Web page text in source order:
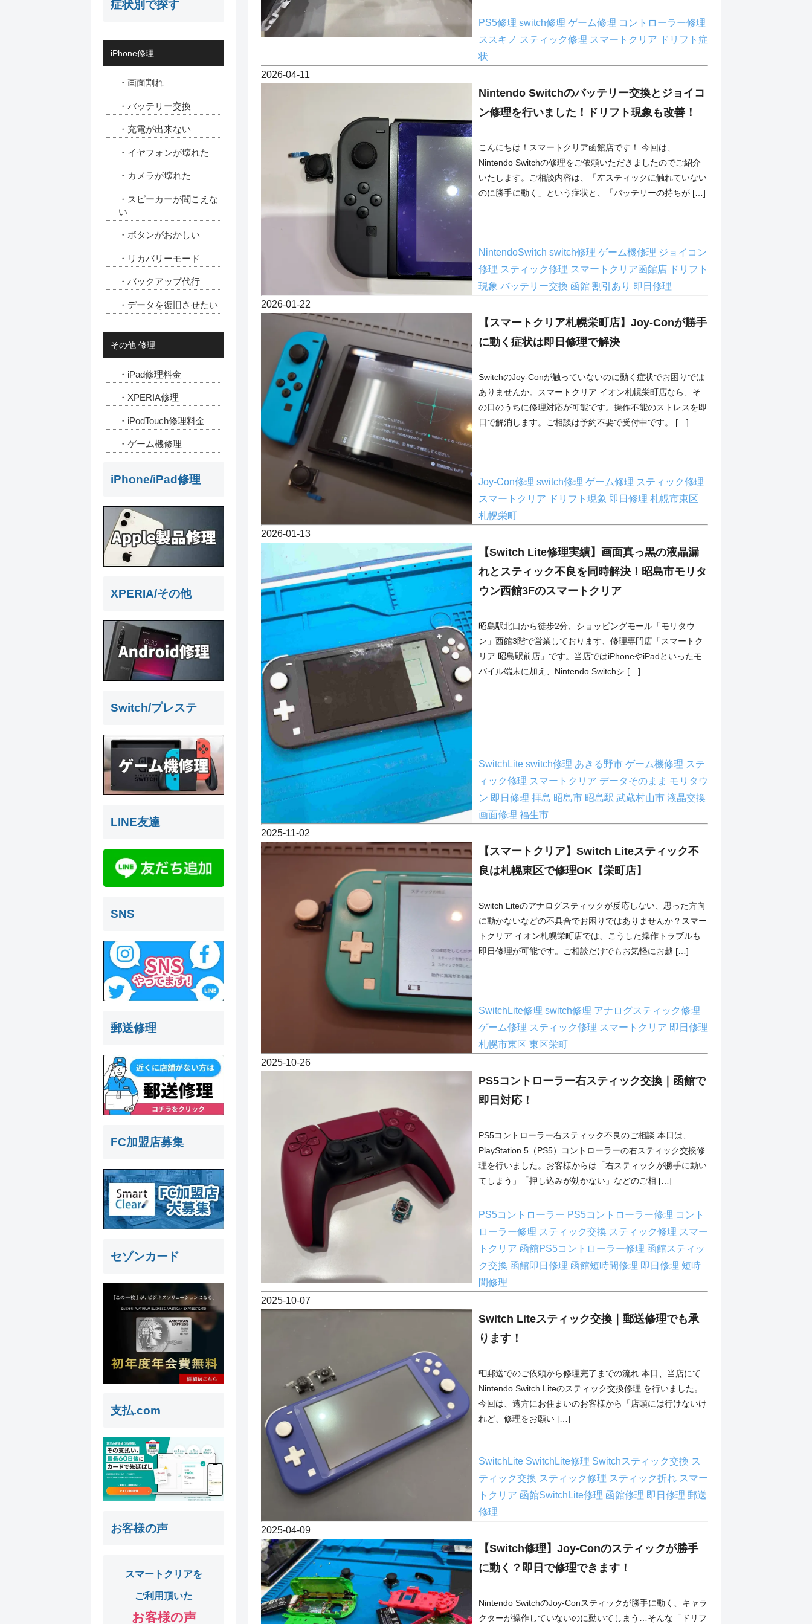
PS5修理 switch修理 ゲーム修理 コントローラー修理
ススキノ スティック修理 スマートクリア
ドリフト症
状
2026-04-11
Nintendo Switchのバッテリー交換とジョイコ
ン修理を行いました！ドリフト現象も改善！
こんにちは！スマートクリア函館店です！ 今回は、
Nintendo Switchの修理をご依頼いただきましたのでご紹介
いたします。ご相談内容は、「左スティックに触れていない
のに勝手に動く」という症状と、「バッテリーの持ちが […]
NintendoSwitch switch修理 ゲーム機修理 ジョイコン
修理 スティック修理 スマートクリア函館店 ドリフト
現象 バッテリー交換 函館 割引あり 即日修理
2026-01-22
【スマートクリア札幌栄町店】Joy-Conが勝手
に動く症状は即日修理で解決
SwitchのJoy-Conが触っていないのに動く症状でお困りでは
ありませんか。スマートクリア イオン札幌栄町店なら、そ
の日のうちに修理対応が可能です。操作不能のストレスを即
日で解消します。ご相談は予約不要で受付中です。 […]
Joy-Con修理 switch修理 ゲーム修理 スティック修理
スマートクリア
ドリフト現象 即日修理 札幌市東区
札幌栄町
2026-01-13
【Switch Lite修理実績】画面真っ黒の液晶漏
れとスティック不良を同時解決！昭島市モリタ
ウン西館3Fのスマートクリア
昭島駅北口から徒歩2分、ショッピングモール「モリタウ
ン」西館3階で営業しております、修理専門店「スマートク
リア 昭島駅前店」です。当店ではiPhoneやiPadといったモ
バイル端末に加え、Nintendo Switchシ […]
SwitchLite switch修理 あきる野市 ゲーム機修理 ステ
ィック修理 スマートクリア データそのまま モリタウ
ン 即日修理 拝島 昭島市 昭島駅 武蔵村山市 液晶交換
画面修理 福生市
2025-11-02
【スマートクリア】Switch Liteスティック不
良は札幌東区で修理OK【栄町店】
Switch Liteのアナログスティックが反応しない、思った方向
に動かないなどの不具合でお困りではありませんか？スマー
トクリア イオン札幌栄町店では、こうした操作トラブルも
即日修理が可能です。ご相談だけでもお気軽にお越 […]
SwitchLite修理 switch修理 アナログスティック修理
ゲーム修理 スティック修理 スマートクリア 即日修理
札幌市東区 東区栄町
2025-10-26
PS5コントローラー右スティック交換｜函館で
即日対応！
PS5コントローラー右スティック不良のご相談 本日は、
PlayStation 5（PS5）コントローラーの右スティック交換修
理を行いました。お客様からは「右スティックが勝手に動い
てしまう」「押し込みが効かない」などのご相 […]
PS5コントローラー PS5コントローラー修理 コント
ローラー修理 スティック交換 スティック修理 スマー
トクリア 函館PS5コントローラー修理 函館スティッ
ク交換 函館即日修理 函館短時間修理 即日修理 短時
間修理
2025-10-07
Switch Liteスティック交換｜郵送修理でも承
ります！
📮郵送でのご依頼から修理完了までの流れ 本日、当店にて
Nintendo Switch Liteのスティック交換修理 を行いました。
今回は、遠方にお住まいのお客様から「店頭には行けないけ
れど、修理をお願い […]
SwitchLite SwitchLite修理 Switchスティック交換 ス
ティック交換 スティック修理 スティック折れ スマー
トクリア 函館SwitchLite修理 函館修理 即日修理 郵送
修理
2025-04-09
【Switch修理】Joy-Conのスティックが勝手
に動く？即日で修理できます！
Nintendo SwitchのJoy-Conスティックが勝手に動く、キャラ
クターが操作していないのに動いてしまう…そんな「ドリフ
症状別で探す
iPhone修理
・画面割れ
・バッテリー交換
・充電が出来ない
・イヤフォンが壊れた
・カメラが壊れた
・スピーカーが聞こえな
い
・ボタンがおかしい
・リカバリーモード
・バックアップ代行
・データを復旧させたい
その他 修理
・iPad修理料金
・XPERIA修理
・iPodTouch修理料金
・ゲーム機修理
iPhone/iPad修理
XPERIA/その他
Switch/プレステ
LINE友達
SNS
郵送修理
FC加盟店募集
セゾンカード
支払.com
お客様の声
スマートクリアを
ご利用頂いた
お客様の声